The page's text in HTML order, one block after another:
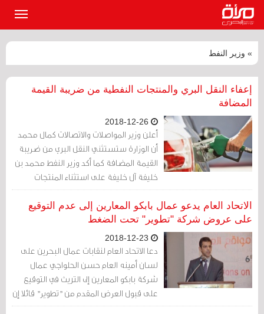
» وزير النفط
إعفاء النقل البري والمنتجات النفطية من ضريبة القيمة
المضافة
أعلن وزير المواصلات والاتصالات كمال محمد
أن الوزارة ستستثني النقل البري من ضريبة
القيمة المضافة كما أكد وزير النفط محمد بن
خليفة آل خليفة على استثناء المنتجات
النفطية من الضريبة أيضا
الاتحاد العام يدعو عمال بابكو المعارين إلى عدم التوقيع
على عروض شركة "تطوير" تحت الضغط
دعا الاتحاد العام لنقابات عمال البحرين على
لسان أمينه العام حسن الحلواجي عمال
شركة بابكو المعارين إلى التريث في التوقيع
على قبول العرض المقدم من "تطوير" قائلا إن
اتصالا تم مع وزارة العمل والنقابة بهذا